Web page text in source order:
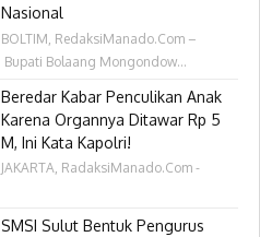
Nasional
BOLTIM, RedaksiManado.Com –
Bupati Bolaang Mongondow...
Beredar Kabar Penculikan Anak
Karena Organnya Ditawar Rp 5
M, Ini Kata Kapolri!
JAKARTA, RadaksiManado.Com -
SMSI Sulut Bentuk Pengurus